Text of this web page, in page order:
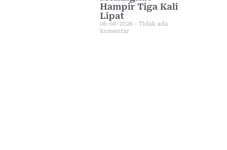
Hampir Tiga Kali
Lipat
06-08-2026
Tidak ada
komentar